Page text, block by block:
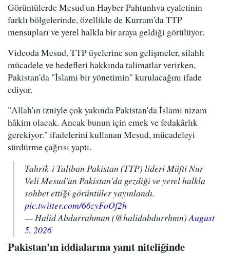
Görüntülerde Mesud'un Hayber Pahtunhva eyaletinin
farklı bölgelerinde, özellikle de Kurram'da TTP
mensupları ve yerel halkla bir araya geldiği görülüyor.
Videoda Mesud, TTP üyelerine son gelişmeler, silahlı
mücadele ve hedefleri hakkında talimatlar verirken,
Pakistan'da "İslami bir yönetimin" kurulacağını ifade
ediyor.
"Allah'ın izniyle çok yakında Pakistan'da İslami nizam
hâkim olacak. Ancak bunun için emek ve fedakârlık
gerekiyor." ifadelerini kullanan Mesud, mücadeleyi
sürdürme çağrısı yaptı.
Tahrik-i Taliban Pakistan (TTP) lideri Müfti Nur
Veli Mesud'un Pakistan'da gezdiği ve yerel halkla
sohbet ettiği görüntüler yayınlandı.
pic.twitter.com/66zyFoOf2h
— Halid Abdurrahman (@halidabdurrhmn) August
5, 2026
Pakistan'ın iddialarına yanıt niteliğinde